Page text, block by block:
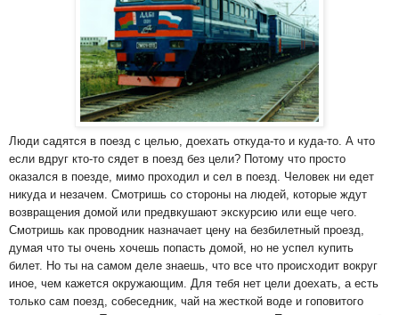
Люди садятся в поезд с целью, доехать откуда-то и куда-то. А что
если вдруг кто-то сядет в поезд без цели? Потому что просто
оказался в поезде, мимо проходил и сел в поезд. Человек ни едет
никуда и незачем. Смотришь со стороны на людей, которые ждут
возвращения домой или предвкушают экскурсию или еще чего.
Смотришь как проводник назначает цену на безбилетный проезд,
думая что ты очень хочешь попасть домой, но не успел купить
билет. Но ты на самом деле знаешь, что все что происходит вокруг
иное, чем кажется окружающим. Для тебя нет цели доехать, а есть
только сам поезд, собеседник, чай на жесткой воде и гоповитого